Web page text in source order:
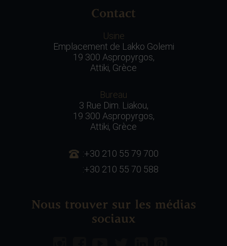
Contact
Usine
Emplacement de Lakko Golemi
19 300 Aspropyrgos,
Attiki, Grèce
Bureau
3 Rue Dim. Liakou,
19 300 Aspropyrgos,
Attiki, Grèce
:+30 210 55 79 700
:+30 210 55 70 588
Nous trouver sur les médias
sociaux